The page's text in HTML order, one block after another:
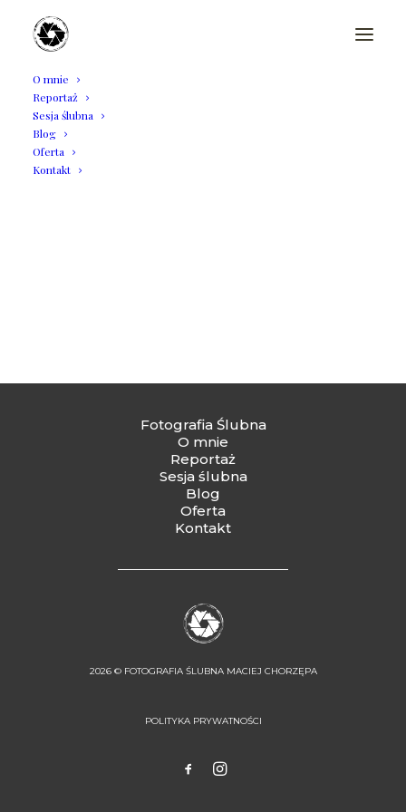
O mnie
Reportaż
Sesja ślubna
Blog
Oferta
Kontakt
Fotografia Ślubna
O mnie
Reportaż
Sesja ślubna
Blog
Oferta
Kontakt
2026 © FOTOGRAFIA ŚLUBNA MACIEJ CHORZĘPA
POLITYKA PRYWATNOŚCI